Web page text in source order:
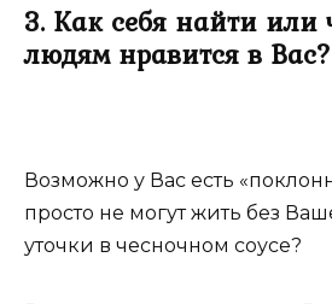
3. Как себя найти или
людям нравится в Вас?
Возможно у Вас есть
просто не могут жить без
уточки в чесночном соусе?